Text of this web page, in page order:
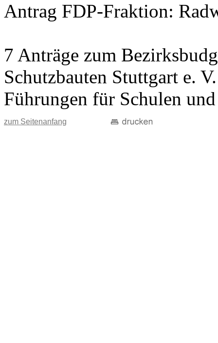
Antrag FDP-Fraktion:
7 Anträge zum
Schutzbauten Stuttgart e.
Führungen für Schulen
zum Seitenanfang